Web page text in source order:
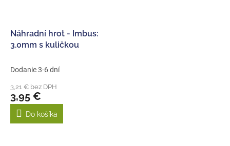
Náhradní hrot - Imbus:
3.0mm s kuličkou
Dodanie 3-6 dní
3,21 € bez DPH
3,95 €
Do košíka